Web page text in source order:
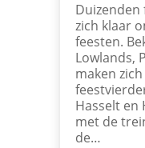
Duizenden
zich klaar
feesten.
Lowlands,
maken
Hasselt en
met de
de…